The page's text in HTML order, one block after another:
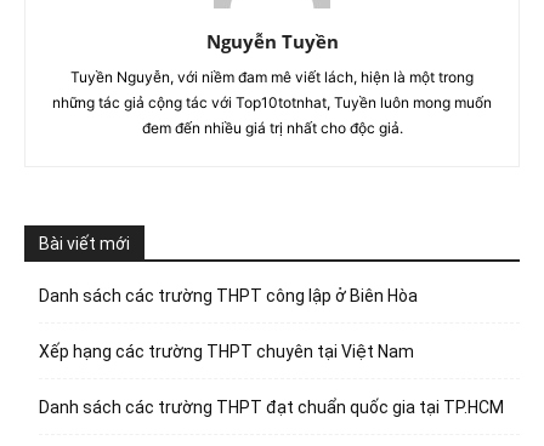
Nguyễn Tuyền
Tuyền Nguyễn, với niềm đam mê viết lách, hiện là một trong
những tác giả cộng tác với Top10totnhat, Tuyền luôn mong muốn
đem đến nhiều giá trị nhất cho độc giả.
Bài viết mới
Danh sách các trường THPT công lập ở Biên Hòa
Xếp hạng các trường THPT chuyên tại Việt Nam
Danh sách các trường THPT đạt chuẩn quốc gia tại TP.HCM